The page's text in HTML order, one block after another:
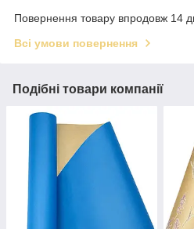
Повернення товару впродовж 14
Всі умови повернення
Подібні товари компанії